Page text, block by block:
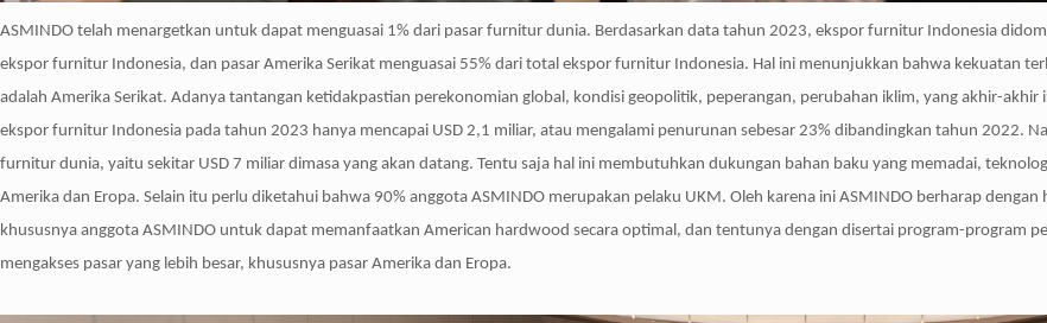
ASMINDO telah menargetkan untuk dapat menguasai 1% dari pasar furnitur dunia. Berdasarkan data tahun 2023, ekspor furnitur Indonesia
ekspor furnitur Indonesia, dan pasar Amerika Serikat menguasai 55% dari total ekspor furnitur Indonesia. Hal ini menunjukkan bahwa kekuatan
adalah Amerika Serikat. Adanya tantangan ketidakpastian perekonomian global, kondisi geopolitik, peperangan, perubahan iklim, yang akhir-
ekspor furnitur Indonesia pada tahun 2023 hanya mencapai USD 2,1 miliar, atau mengalami penurunan sebesar 23% dibandingkan tahun 2022.
furnitur dunia, yaitu sekitar USD 7 miliar dimasa yang akan datang. Tentu saja hal ini membutuhkan dukungan bahan baku yang memadai,
Amerika dan Eropa. Selain itu perlu diketahui bahwa 90% anggota ASMINDO merupakan pelaku UKM. Oleh karena ini ASMINDO berharap
khususnya anggota ASMINDO untuk dapat memanfaatkan American hardwood secara optimal, dan tentunya dengan disertai program-program
mengakses pasar yang lebih besar, khususnya pasar Amerika dan Eropa.